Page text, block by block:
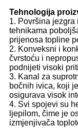
Tehnologija
1. Površina
tehnikama
prijenosa topline
2. Konveksni i
čvrstoću i
podnijeti visoki
3. Kanal za
bočnih ivica, koji
osigurava visok
4. Svi spojevi su
ljepilom, čime je
izmjenjivača